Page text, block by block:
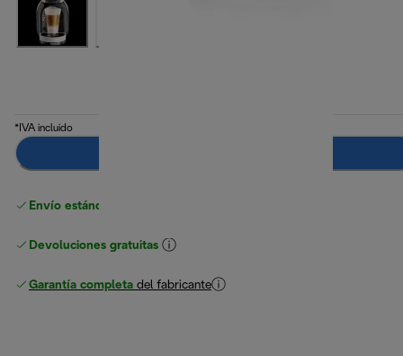
*IVA incluido
Envío estándar gratuito
Devoluciones gratuitas
Garantía completa del fabricante